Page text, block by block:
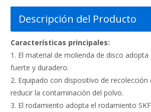
Descripción del Producto
Características principales:
1. El material de molienda de disco adopta
fuerte y duradero.
2. Equipado con dispositivo de recolección
reducir la contaminación del polvo.
3. El rodamiento adopta el rodamiento